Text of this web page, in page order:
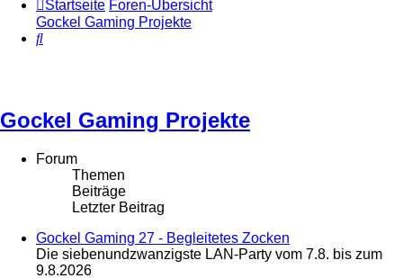
Startseite Foren-Übersicht
Gockel Gaming Projekte
Suche
Gockel Gaming Projekte
Forum
Themen
Beiträge
Letzter Beitrag
Gockel Gaming 27 - Begleitetes Zocken
Die siebenundzwanzigste LAN-Party vom 7.8. bis zum
9.8.2026